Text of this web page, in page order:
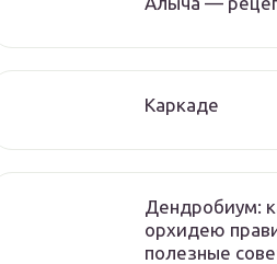
Каркаде
Дендробиум:
орхидею
полезные